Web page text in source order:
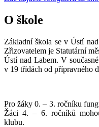
O škole
Základní škola se v Ústí
Zřizovatelem je Statutární
Ústí nad Labem. V
v 19 třídách od přípravného
Pro žáky 0. – 3. ročníku
Žáci 4. – 6. ročníků
klubu.